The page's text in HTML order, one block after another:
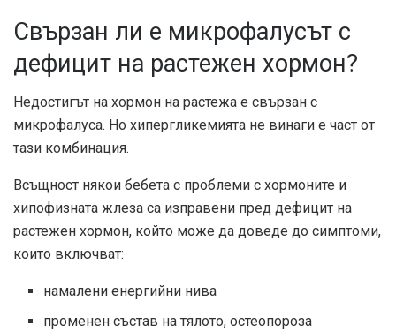
Свързан ли е микрофалусът с
дефицит на растежен хормон?
Недостигът на хормон на растежа е свързан с
микрофалуса. Но хипергликемията не винаги е част от
тази комбинация.
Всъщност някои бебета с проблеми с хормоните и
хипофизната жлеза са изправени пред дефицит на
растежен хормон, който може да доведе до симптоми,
които включват:
намалени енергийни нива
променен състав на тялото, остеопороза